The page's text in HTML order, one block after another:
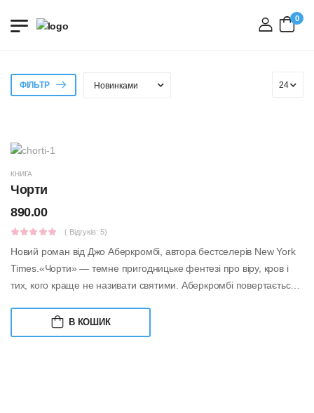
вхід
0
ФІЛЬТР
КНИГА
Чорти
890.00
( Відгуків: 5)
Новий роман від Джо Аберкромбі, автора бестселерів New York
Times.«Чорти» — темне пригодницьке фентезі про віру, кров і
тих, кого краще не називати святими. Аберкромбі повертається в
В КОШИК